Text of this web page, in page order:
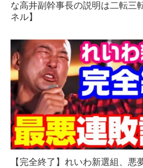
な高井副幹事長の説明は二転三
ネル】
【完全終了】れいわ新選組、悪